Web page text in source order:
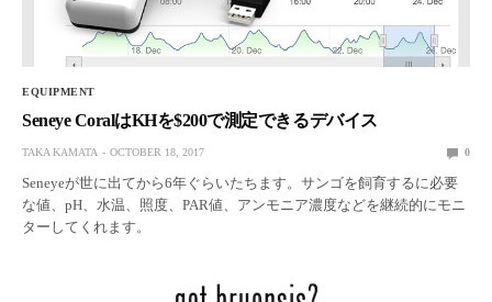
EQUIPMENT
Seneye CoralはKHを$200で測定できるデバイス
TAKA KAMATA OCTOBER 18, 2017 0
Seneyeが世に出てから6年ぐらいたちます。サンゴを飼育するに必要
な値、pH、水温、照度、PAR値、アンモニア濃度などを継続的にモニ
ターしてくれます。